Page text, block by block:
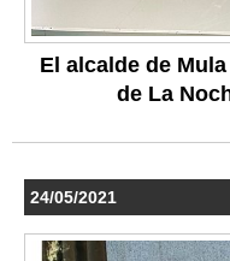
El alcalde de
de La
24/05/2021